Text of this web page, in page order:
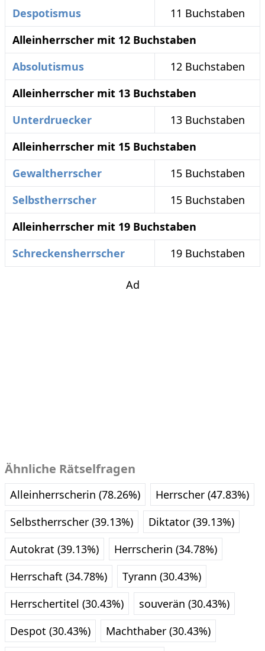
Despotismus
11 Buchstaben
Alleinherrscher mit 12 Buchstaben
Absolutismus
12 Buchstaben
Alleinherrscher mit 13 Buchstaben
Unterdruecker
13 Buchstaben
Alleinherrscher mit 15 Buchstaben
Gewaltherrscher
15 Buchstaben
Selbstherrscher
15 Buchstaben
Alleinherrscher mit 19 Buchstaben
Schreckensherrscher
19 Buchstaben
Ad
Ähnliche Rätselfragen
Alleinherrscherin (78.26%)
Herrscher (47.83%)
Selbstherrscher (39.13%)
Diktator (39.13%)
Autokrat (39.13%)
Herrscherin (34.78%)
Herrschaft (34.78%)
Tyrann (30.43%)
Herrschertitel (30.43%)
souverän (30.43%)
Despot (30.43%)
Machthaber (30.43%)